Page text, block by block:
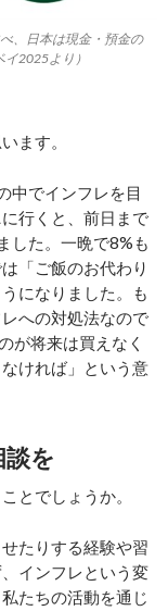
、日本は現金・預金の
2025より）
ます。
中でインフレを目
行くと、前日まで
した。一晩で8%も
「ご飯のお代わり
になりました。も
への対処法なので
が将来は買えなく
ければ」という意
を
とでしょうか。
たりする経験や習
インフレという変
たちの活動を通じ